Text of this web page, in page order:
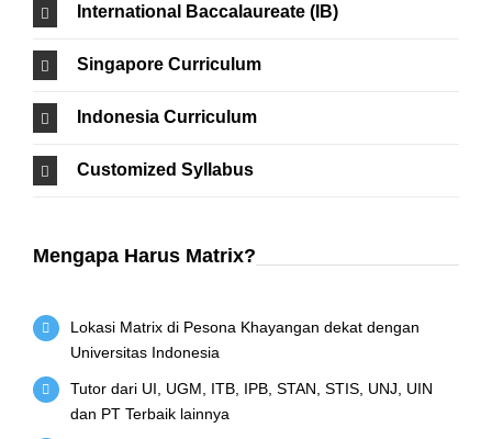
International Baccalaureate (IB)
Singapore Curriculum
Indonesia Curriculum
Customized Syllabus
Mengapa Harus Matrix?
Lokasi Matrix di Pesona Khayangan dekat dengan
Universitas Indonesia
Tutor dari UI, UGM, ITB, IPB, STAN, STIS, UNJ, UIN
dan PT Terbaik lainnya